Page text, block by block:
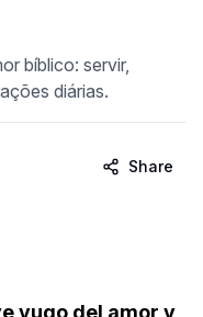
bíblico: servir,
diárias.
Share
yugo del amor y